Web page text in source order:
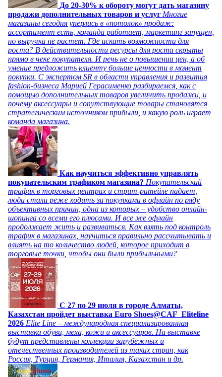
До 20-30% к обороту могут дать магазину
продажи дополнительных товаров и услуг Многие
магазины сегодня уперлись в «потолок» продаж:
ассортимент есть, команда работает, маркетинг запущен,
но выручка не растет. Где искать возможности для
роста? В действительности ресурсы для роста скрыты
прямо в чеке покупателя. И речь не о повышении цен, а об
умение предложить клиенту больше ценности в момент
покупки. С экспертом SR в области управления и развития
fashion-бизнеса Марией Герасименко разбираемся, как с
помощью дополнительных товаров увеличить продажи, и
почему аксессуары и сопутствующие товары становятся
стратегическим источником прибыли, и какую роль играет
команда магазина.
Как научиться эффективно управлять
покупательским трафиком магазина? Покупательский
трафик в торговых центрах и стрит-ритейле падает,
люди стали реже ходить за покупками в офлайн по ряду
объективных причин, одна из которых – удобство онлайн-
шопинга со всеми его плюсами. И все же офлайн
продолжает жить и развиваться. Как взять под контроль
трафик в магазинах, научиться правильно рассчитывать и
влиять на то количество людей, которое приходит в
торговые точки, чтобы они были прибыльными?
C 27 по 29 июля в городе Алматы,
Казахстан пройдет выставка Euro Shoes@CAF_Eliteline
2026 Elite Line – международная специализированная
выставка обуви, меха, кожи и аксессуаров. На выставке
будут представлены коллекции зарубежных и
отечественных производителей из таких стран, как
Россия, Турция, Германия, Италия, Казахстан и др.